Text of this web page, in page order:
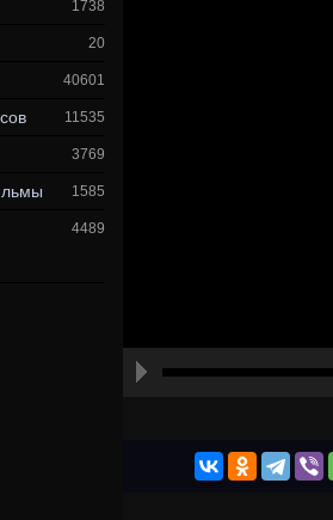
1738
20
40601
11535
3769
1585
4489